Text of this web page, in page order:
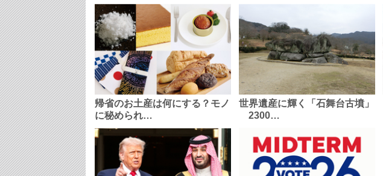
帰省のお土産は何にする？モノ
に秘められ…
世界遺産に輝く「石舞台古墳」
2300…